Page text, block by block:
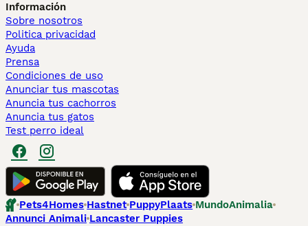
Información
Sobre nosotros
Politica privacidad
Ayuda
Prensa
Condiciones de uso
Anunciar tus mascotas
Anuncia tus cachorros
Anuncia tus gatos
Test perro ideal
Pets4Homes Hastnet PuppyPlaats MundoAnimalia
Annunci Animali Lancaster Puppies